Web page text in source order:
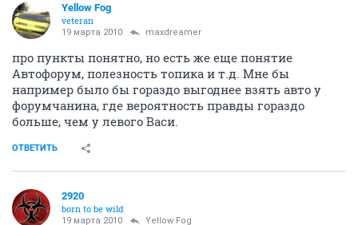
Yellow Fog
veteran
19 марта 2010 maxdreamer
про пункты понятно, но есть же еще понятие
Автофорум, полезность топика и т.д. Мне бы
например было бы гораздо выгоднее взять авто у
форумчанина, где вероятность правды гораздо
больше, чем у левого Васи.
ОТВЕТИТЬ
2920
born to be wild
19 марта 2010 Yellow Fog